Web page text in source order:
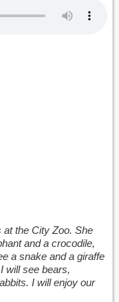
the City Zoo. She
and a crocodile,
a snake and a giraffe
will see bears,
I will enjoy our